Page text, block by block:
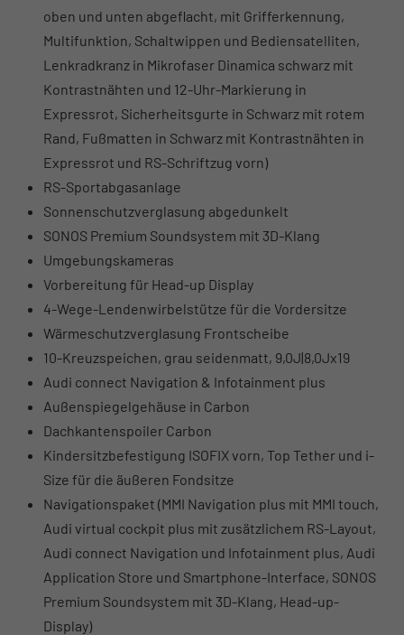
oben und unten abgeflacht, mit Grifferkennung,
Multifunktion, Schaltwippen und Bediensatelliten,
Lenkradkranz in Mikrofaser Dinamica schwarz mit
Kontrastnähten und 12-Uhr-Markierung in
Expressrot, Sicherheitsgurte in Schwarz mit rotem
Rand, Fußmatten in Schwarz mit Kontrastnähten in
Expressrot und RS-Schriftzug vorn)
RS-Sportabgasanlage
Sonnenschutzverglasung abgedunkelt
SONOS Premium Soundsystem mit 3D-Klang
Umgebungskameras
Vorbereitung für Head-up Display
4-Wege-Lendenwirbelstütze für die Vordersitze
Wärmeschutzverglasung Frontscheibe
10-Kreuzspeichen, grau seidenmatt, 9,0J|8,0Jx19
Audi connect Navigation & Infotainment plus
Außenspiegelgehäuse in Carbon
Dachkantenspoiler Carbon
Kindersitzbefestigung ISOFIX vorn, Top Tether und i-
Size für die äußeren Fondsitze
Navigationspaket (MMI Navigation plus mit MMI touch,
Audi virtual cockpit plus mit zusätzlichem RS-Layout,
Audi connect Navigation und Infotainment plus, Audi
Application Store und Smartphone-Interface, SONOS
Premium Soundsystem mit 3D-Klang, Head-up-
Display)